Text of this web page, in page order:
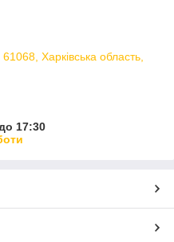
Харківська область,
17:30